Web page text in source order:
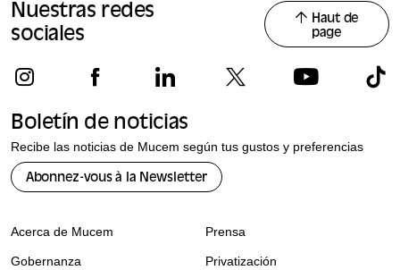
Nuestras redes
sociales
Haut de
page
Boletín de noticias
Recibe las noticias de Mucem según tus gustos y preferencias
Abonnez-vous à la Newsletter
Acerca de Mucem
Gobernanza
Prensa
Privatización